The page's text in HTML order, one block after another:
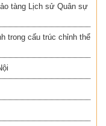
tàng Lịch sử Quân sự
trong cấu trúc chỉnh thể